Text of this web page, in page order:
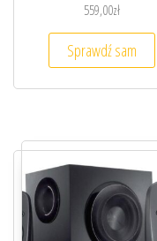
559,00zł
Sprawdź sam